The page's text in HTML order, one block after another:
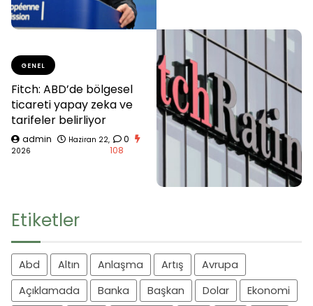
GENEL
Fitch: ABD’de bölgesel
ticareti yapay zeka ve
tarifeler belirliyor
admin
Haziran 22,
2026
0
108
Etiketler
Abd Altın Anlaşma Artış
Avrupa
Açıklamada
Banka Başkan Dolar Ekonomi